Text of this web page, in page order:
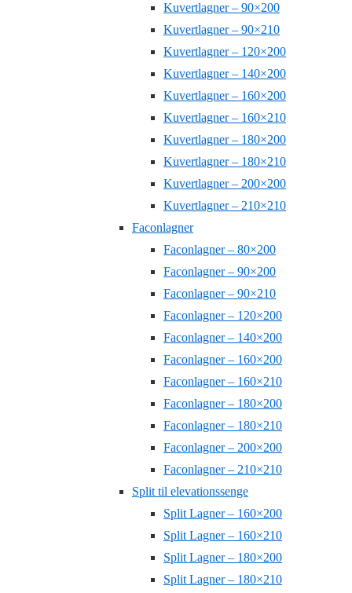
Kuvertlagner – 90×200
Kuvertlagner – 90×210
Kuvertlagner – 120×200
Kuvertlagner – 140×200
Kuvertlagner – 160×200
Kuvertlagner – 160×210
Kuvertlagner – 180×200
Kuvertlagner – 180×210
Kuvertlagner – 200×200
Kuvertlagner – 210×210
Faconlagner
Faconlagner – 80×200
Faconlagner – 90×200
Faconlagner – 90×210
Faconlagner – 120×200
Faconlagner – 140×200
Faconlagner – 160×200
Faconlagner – 160×210
Faconlagner – 180×200
Faconlagner – 180×210
Faconlagner – 200×200
Faconlagner – 210×210
Split til elevationssenge
Split Lagner – 160×200
Split Lagner – 160×210
Split Lagner – 180×200
Split Lagner – 180×210